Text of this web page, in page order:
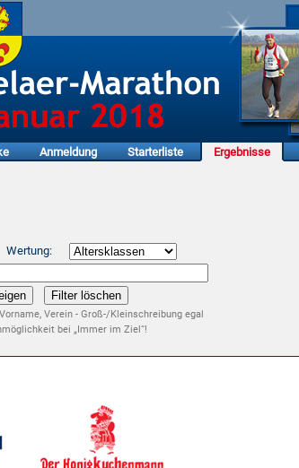
Anmeldung Starterliste Ergebnisse
Wertung:
Verein - Groß-/Kleinschreibung egal
bei „Immer im Ziel“!